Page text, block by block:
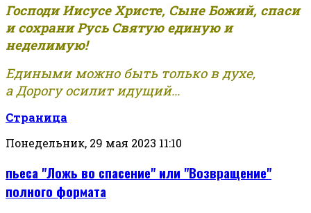
Господи Иисусе Христе, Сыне Божий, спаси
и сохрани Русь Святую единую и
неделимую!
Едиными можно быть только в духе,
а Дорогу осилит идущий...
Страница
Понедельник, 29 мая 2023 11:10
пьеса "Ложь во спасение" или "Возвращение"
полного формата